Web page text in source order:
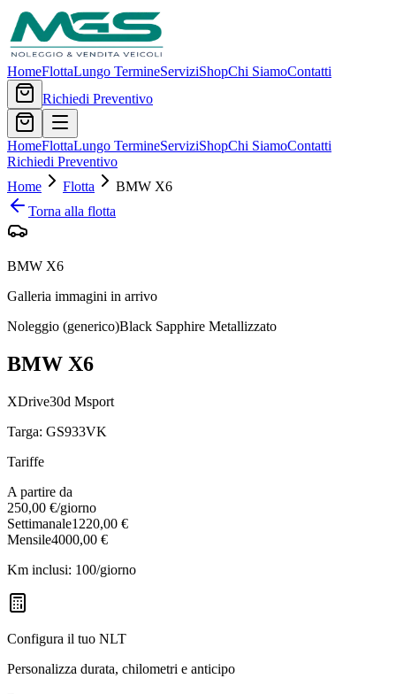
HomeFlottaLungo TermineServiziShopChi SiamoContatti
Richiedi Preventivo
HomeFlottaLungo TermineServiziShopChi SiamoContatti
Richiedi Preventivo
Home
Flotta BMW X6
Torna alla flotta
BMW X6
Galleria immagini in arrivo
Noleggio (generico)Black Sapphire Metallizzato
BMW X6
XDrive30d Msport
Targa: GS933VK
Tariffe
A partire da
250,00 €/giorno
Settimanale1220,00 €
Mensile4000,00 €
Km inclusi: 100/giorno
Configura il tuo NLT
Personalizza durata, chilometri e anticipo